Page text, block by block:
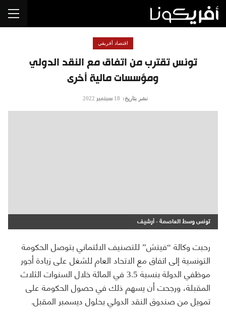
تونس تقترب من اتفاق مع النقد الدولي
ومؤسسات مالية أخرى
اقتصاد أفريقي
نشر بتاريخ: 18 سبتمبر 2022
تونس وسط العاصمة - أرشيف
رحبت وكالة “فيتش” للتصنيف الائتماني بتوصل الحكومة
التونسية إلى اتفاق مع الاتحاد العام للشغل على زيادة أجور
موظفي الدولة بنسبة 3.5 في المائة خلال السنوات الثلاث
المقبلة، ورجحت أن يسهم ذلك في حصول الحكومة على
تمويل من صندوق النقد الدولي بحلول ديسمبر المقبل.